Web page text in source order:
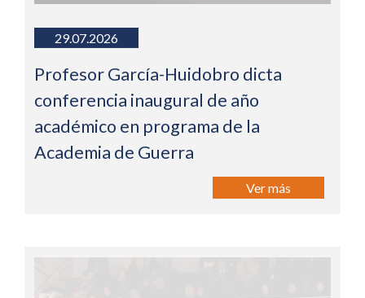
29.07.2026
Profesor García-Huidobro dicta
conferencia inaugural de año
académico en programa de la
Academia de Guerra
Ver más